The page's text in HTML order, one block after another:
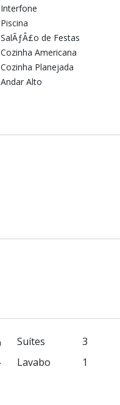
Interfone
Piscina
SalÃƒÂ£o de Festas
Cozinha Americana
Cozinha Planejada
Andar Alto
Suítes
3
Lavabo
1